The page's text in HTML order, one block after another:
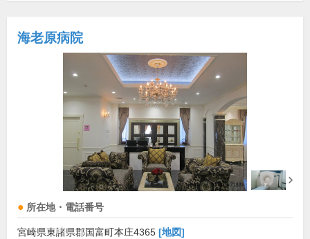
海老原病院
所在地・電話番号
宮崎県東諸県郡国富町本庄4365 [地図]